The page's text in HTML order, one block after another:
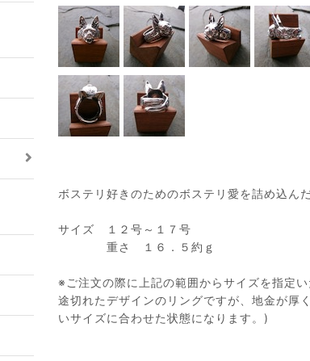
ボステリ好きのためのボステリ愛を詰め込んだ
サイズ １２号～１７号
重さ １６．５約ｇ
※ご注文の際に上記の範囲からサイズを指定
途切れたデザインのリングですが、地金が厚
いサイズに合わせた状態になります。)